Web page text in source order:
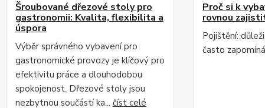
Šroubované dřezové stoly pro
gastronomii: Kvalita, flexibilita a
úspora
Výběr správného vybavení pro
gastronomické provozy je klíčový pro
efektivitu práce a dlouhodobou
spokojenost. Dřezové stoly jsou
nezbytnou součástí ka... číst celé
Proč si k
rovnou
Pojištění:
často